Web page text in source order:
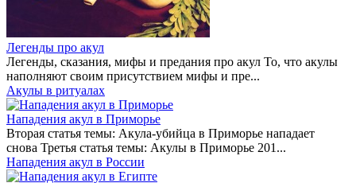
Легенды про акул
Легенды, сказания, мифы и предания про акул То, что акулы
наполняют своим присутствием мифы и пре...
Акулы в ритуалах
Нападения акул в Приморье
Вторая статья темы: Акула-убийца в Приморье нападает
снова Третья статья темы: Акулы в Приморье 201...
Нападения акул в России